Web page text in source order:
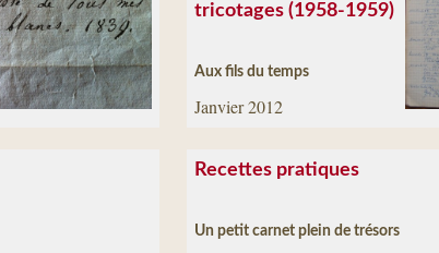
tricotages (1958-1959)
Aux fils du temps
Janvier 2012
Recettes pratiques
Un petit carnet plein de trésors